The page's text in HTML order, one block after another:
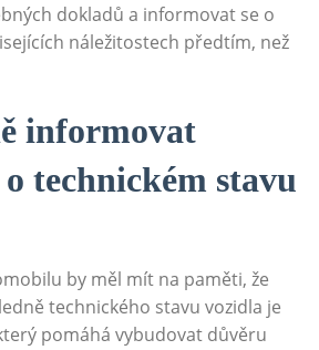
dokladů a informovat se o
náležitostech předtím, než
informovat
technickém stavu
by měl mít na paměti, že
technického stavu vozidla je
pomáhá vybudovat důvěru